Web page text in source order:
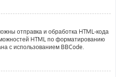
отправка и обработка HTML-кода
HTML по форматированию
с использованием BBCode.